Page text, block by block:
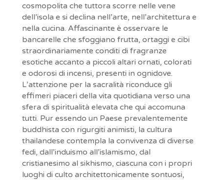
cosmopolita che tuttora scorre nelle vene
dell’isola e si declina nell’arte, nell’architettura e
nella cucina. Affascinante è osservare le
bancarelle che sfoggiano frutta, ortaggi e cibi
straordinariamente conditi di fragranze
esotiche accanto a piccoli altari ornati, colorati
e odorosi di incensi, presenti in ognidove.
L’attenzione per la sacralità riconduce gli
effimeri piaceri della vita quotidiana verso una
sfera di spiritualità elevata che qui accomuna
tutti. Pur essendo un Paese prevalentemente
buddhista con rigurgiti animisti, la cultura
thailandese contempla la convivenza di diverse
fedi, dall’induismo all’islamismo, dal
cristianesimo al sikhismo, ciascuna con i propri
luoghi di culto architettonicamente sontuosi,